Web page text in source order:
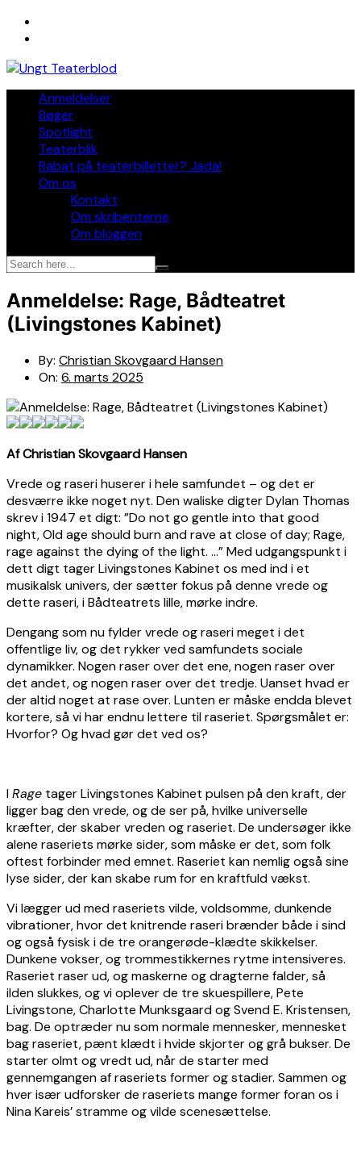
Skip
Anmeldelser
Bøger
Spotlight
Teaterblik
Rabat på teaterbilletter? Jada!
Om os
Kontakt
Om skribenterne
Om bloggen
Anmeldelse: Rage, Bådteatret
(Livingstones Kabinet)
By: Christian Skovgaard Hansen
On: 6. marts 2025
Af Christian Skovgaard Hansen
Vrede og raseri huserer i hele samfundet – og det er
desværre ikke noget nyt. Den waliske digter Dylan Thomas
skrev i 1947 et digt: ”Do not go gentle into that good
night, Old age should burn and rave at close of day; Rage,
rage against the dying of the light. …” Med udgangspunkt i
dett digt tager Livingstones Kabinet os med ind i et
musikalsk univers, der sætter fokus på denne vrede og
dette raseri, i Bådteatrets lille, mørke indre.
Dengang som nu fylder vrede og raseri meget i det
offentlige liv, og det rykker ved samfundets sociale
dynamikker. Nogen raser over det ene, nogen raser over
det andet, og nogen raser over det tredje. Uanset hvad er
der altid noget at rase over. Lunten er måske endda blevet
kortere, så vi har endnu lettere til raseriet. Spørgsmålet er:
Hvorfor? Og hvad gør det ved os?
IRage tager Livingstones Kabinet pulsen på den kraft, der
ligger bag den vrede, og de ser på, hvilke universelle
kræfter, der skaber vreden og raseriet. De undersøger ikke
alene raseriets mørke sider, som måske er det, som folk
oftest forbinder med emnet. Raseriet kan nemlig også sine
lyse sider, der kan skabe rum for en kraftfuld vækst.
Vi lægger ud med raseriets vilde, voldsomme, dunkende
vibrationer, hvor det knitrende raseri brænder både i sind
og også fysisk i de tre orangerøde-klædte skikkelser.
Dunkene vokser, og trommestikkernes rytme intensiveres.
Raseriet raser ud, og maskerne og dragterne falder, så
ilden slukkes, og vi oplever de tre skuespillere, Pete
Livingstone, Charlotte Munksgaard og Svend E. Kristensen,
bag. De optræder nu som normale mennesker, mennesket
bag raseriet, pænt klædt i hvide skjorter og grå bukser. De
starter olmt og vredt ud, når de starter med
gennemgangen af raseriets former og stadier. Sammen og
hver især udforsker de raseriets mange former foran os i
Nina Kareis’ stramme og vilde scenesættelse.